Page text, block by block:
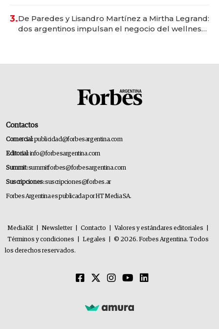
3.De Paredes y Lisandro Martínez a Mirtha Legrand:
dos argentinos impulsan el negocio del wellness
Contactos
Comercial:publicidad@forbesargentina.com
Editorial:info@forbesargentina.com
Summit:summitforbes@forbesargentina.com
Suscripciones:suscripciones@forbes.ar
Forbes Argentina es publicada por HT Media SA.
MediaKit Newsletter Contacto Valores y estándares editoriales
Términos y condiciones
Legales
© 2026. Forbes Argentina. Todos
los derechos reservados.